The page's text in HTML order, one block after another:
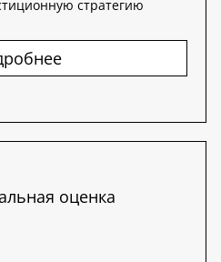
стратегию
оценка